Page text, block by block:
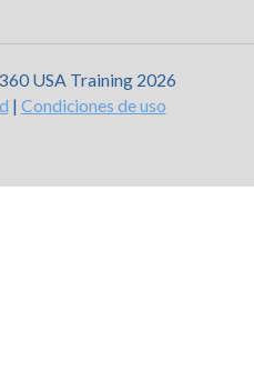
USA Training 2026
| Condiciones de uso